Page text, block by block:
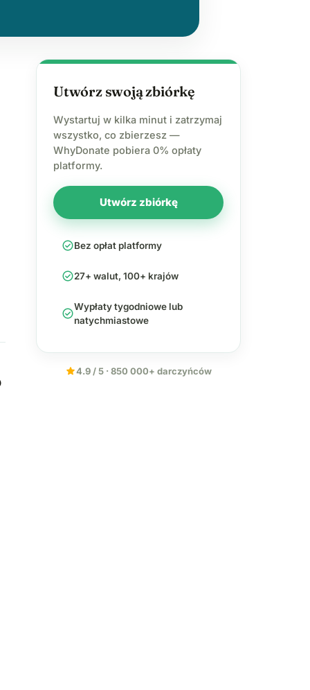
Utwórz swoją zbiórkę
Wystartuj w kilka minut i zatrzymaj
wszystko, co zbierzesz —
WhyDonate pobiera 0% opłaty
platformy.
Utwórz zbiórkę
check_circleBez opłat platformy
check_circle27+ walut, 100+ krajów
check_circleWypłaty tygodniowe lub
natychmiastowe
star4.9 / 5 · 850 000+ darczyńców